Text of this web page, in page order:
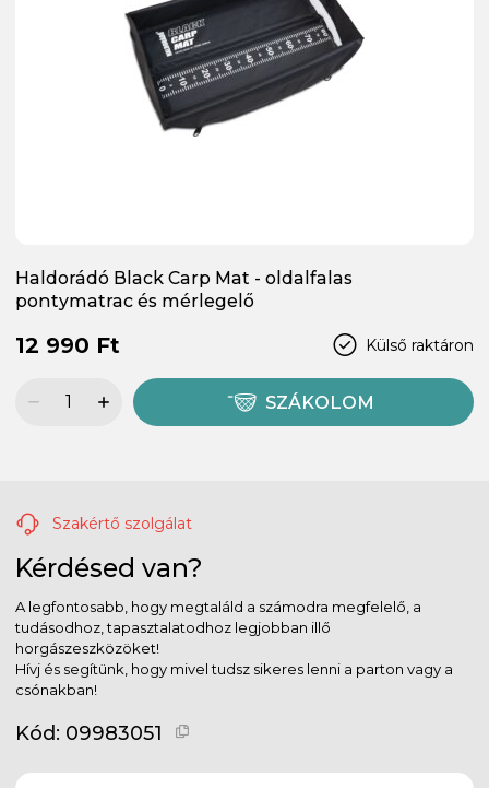
Haldorádó Black Carp Mat - oldalfalas
pontymatrac és mérlegelő
Külső raktáron
12 990 Ft
SZÁKOLOM
Szakértő szolgálat
Kérdésed van?
A legfontosabb, hogy megtaláld a számodra megfelelő, a
tudásodhoz, tapasztalatodhoz legjobban illő
horgászeszközöket!
Hívj és segítünk, hogy mivel tudsz sikeres lenni a parton vagy a
csónakban!
Kód: 09983051